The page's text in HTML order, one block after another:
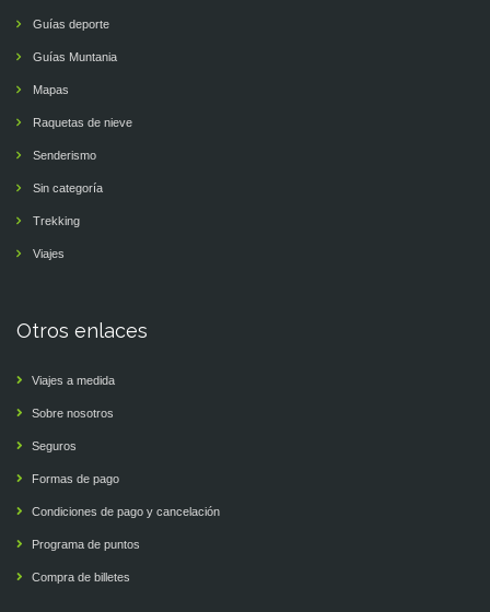
Guías deporte
Guías Muntania
Mapas
Raquetas de nieve
Senderismo
Sin categoría
Trekking
Viajes
Otros enlaces
Viajes a medida
Sobre nosotros
Seguros
Formas de pago
Condiciones de pago y cancelación
Programa de puntos
Compra de billetes